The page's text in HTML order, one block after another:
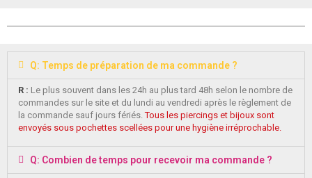
Q: Temps de préparation de ma commande ?
R : Le plus souvent dans les 24h au plus tard 48h selon le nombre de
commandes sur le site et du lundi au vendredi après le règlement de
la commande sauf jours fériés.Tous les piercings et bijoux sont
envoyés sous pochettes scellées pour une hygiène irréprochable.
Q: Combien de temps pour recevoir ma commande ?